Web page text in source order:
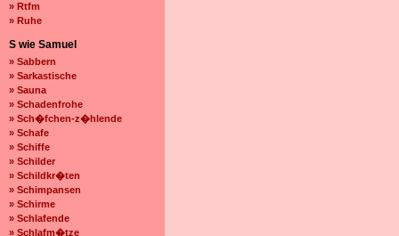
» Rtfm
» Ruhe
S wie Samuel
» Sabbern
» Sarkastische
» Sauna
» Schadenfrohe
» Sch�fchen-z�hlende
» Schafe
» Schiffe
» Schilder
» Schildkr�ten
» Schimpansen
» Schirme
» Schlafende
» Schlafm�tze